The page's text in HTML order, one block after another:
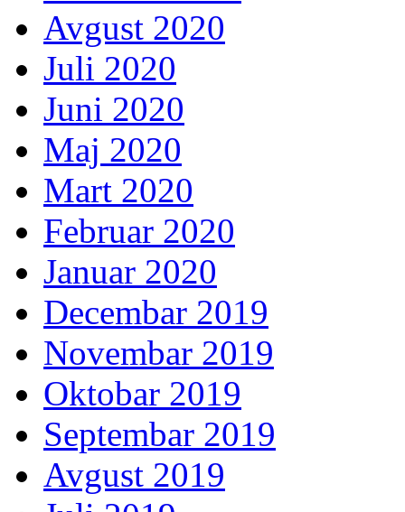
Avgust 2020
Juli 2020
Juni 2020
Maj 2020
Mart 2020
Februar 2020
Januar 2020
Decembar 2019
Novembar 2019
Oktobar 2019
Septembar 2019
Avgust 2019